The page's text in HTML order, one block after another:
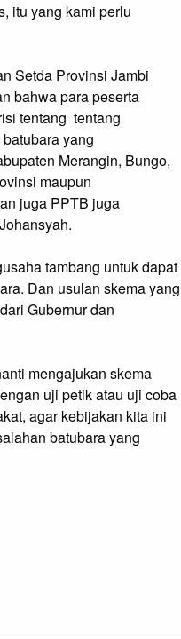
itu yang kami perlu
Setda Provinsi Jambi
bahwa para peserta
tentang tentang
yang
Merangin, Bungo,
maupun
juga PPTB juga
tambang untuk dapat
Dan usulan skema yang
Gubernur dan
mengajukan skema
uji petik atau uji coba
agar kebijakan kita ini
batubara yang